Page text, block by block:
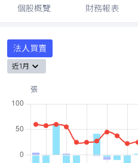
個股概覽 財務報表
法人買賣
近1月